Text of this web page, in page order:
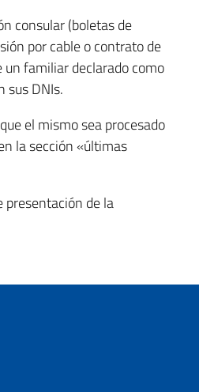
consular (boletas de
por cable o contrato de
un familiar declarado como
sus DNIs.
el mismo sea procesado
la sección «últimas
presentación de la